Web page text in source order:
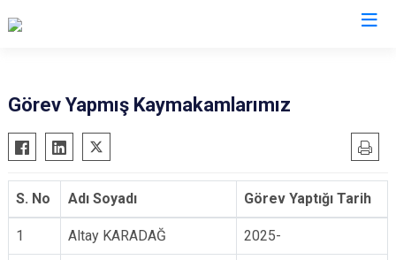
Ahmetli
Akhisar
Alaşehir
Demirci
Saruhanlı
Selendi
Görev Yapmış Kaymakamlarımız
S. No Adı Soyadı Görev Yaptığı Tarih
1 Altay KARADAĞ 2025-